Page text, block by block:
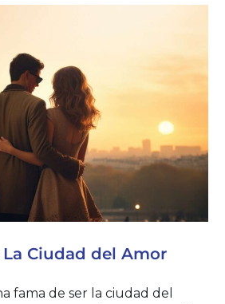
La Ciudad del Amor
fama de ser la ciudad del